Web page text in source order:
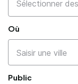
Où
Public